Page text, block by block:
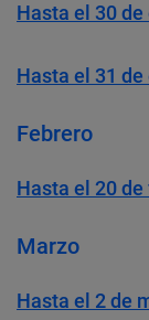
Hasta el 30 de
Hasta el 31 de
Febrero
Hasta el 20
Marzo
Hasta el 2 de